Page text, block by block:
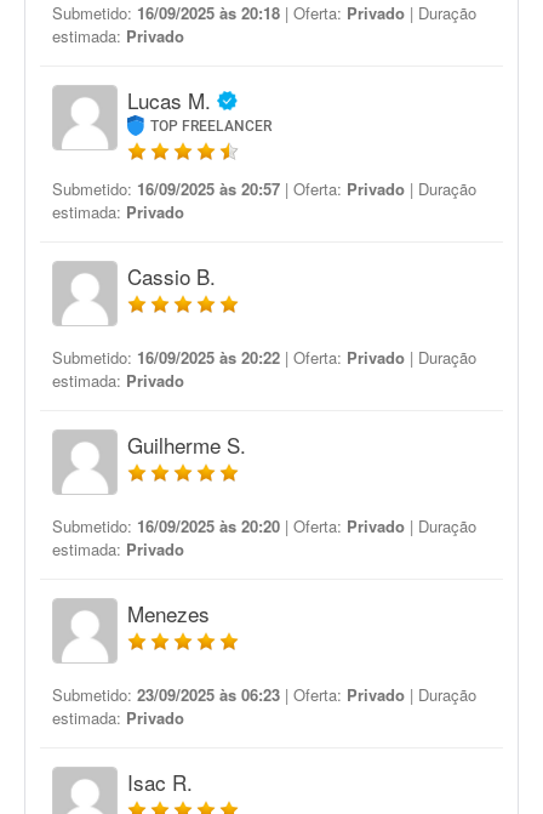
Submetido: 16/09/2025 às 20:18 | Oferta: Privado | Duração
estimada: Privado
Lucas M.
TOP FREELANCER
Submetido: 16/09/2025 às 20:57 | Oferta: Privado | Duração
estimada: Privado
Cassio B.
Submetido: 16/09/2025 às 20:22 | Oferta: Privado | Duração
estimada: Privado
Guilherme S.
Submetido: 16/09/2025 às 20:20 | Oferta: Privado | Duração
estimada: Privado
Menezes
Submetido: 23/09/2025 às 06:23 | Oferta: Privado | Duração
estimada: Privado
Isac R.